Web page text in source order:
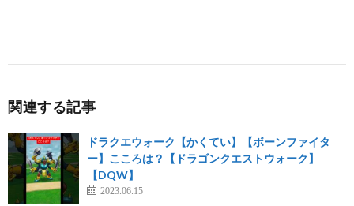
関連する記事
ドラクエウォーク【かくてい】【ボーンファイタ
ー】こころは？【ドラゴンクエストウォーク】
【DQW】
2023.06.15